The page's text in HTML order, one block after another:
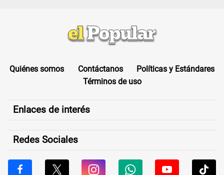
Quiénes somos Contáctanos
Políticas y Estándares
Términos de uso
Enlaces de interés
Redes Sociales